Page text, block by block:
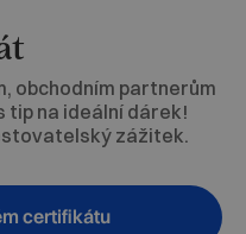
obchodním partnerům
tip na ideální dárek!
zážitek.
certifikátu